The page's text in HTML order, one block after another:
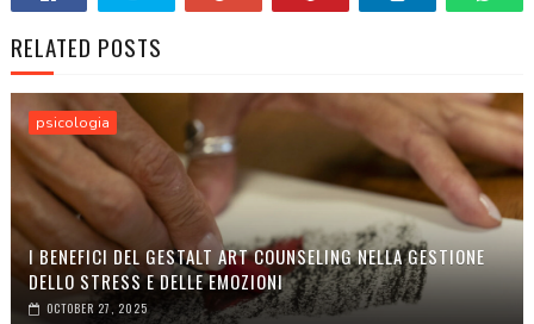
RELATED POSTS
psicologia
I BENEFICI DEL GESTALT ART COUNSELING NELLA GESTIONE
DELLO STRESS E DELLE EMOZIONI
OCTOBER 27, 2025